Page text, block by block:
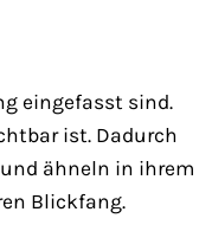
eingefasst sind.
ist. Dadurch
ähneln in ihrem
Blickfang.